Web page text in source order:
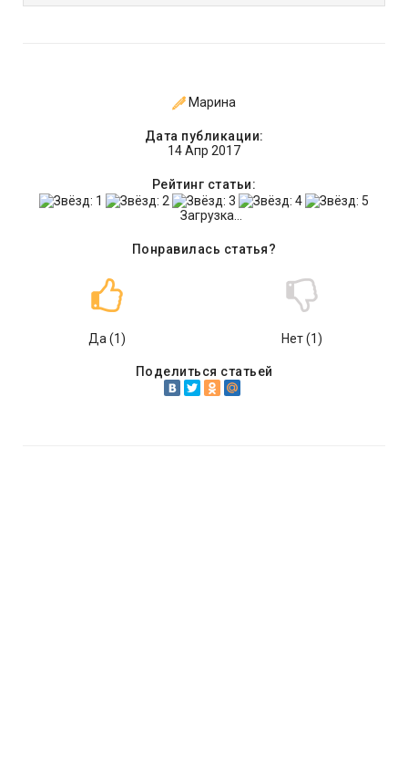
Марина
Дата публикации:
14 Апр 2017
Рейтинг статьи:
Загрузка...
Понравилась статья?
Да (1) Нет (1)
Поделиться статьей